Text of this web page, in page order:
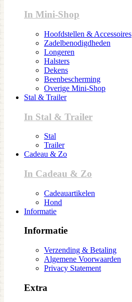
In Mini-Shop
Hoofdstellen & Accessoires
Zadelbenodigdheden
Longeren
Halsters
Dekens
Beenbescherming
Overige Mini-Shop
Stal & Trailer
In Stal & Trailer
Stal
Trailer
Cadeau & Zo
In Cadeau & Zo
Cadeauartikelen
Hond
Informatie
Informatie
Verzending & Betaling
Algemene Voorwaarden
Privacy Statement
Extra